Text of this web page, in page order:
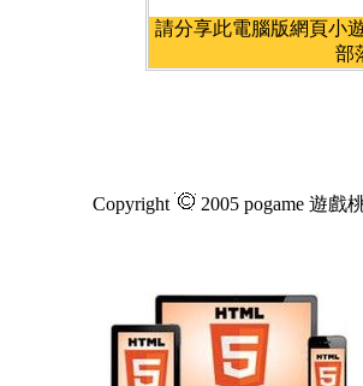
請分享此電腦版網頁小
部
Copyright 2005 pogame 遊戲